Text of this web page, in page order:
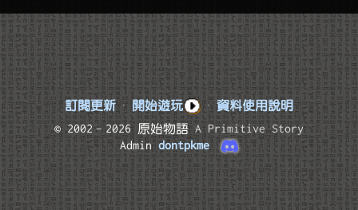
訂閱更新 · 開始遊玩 · 資料使用說明
© 2002–2026 原始物語A Primitive Story
Admindontpkme